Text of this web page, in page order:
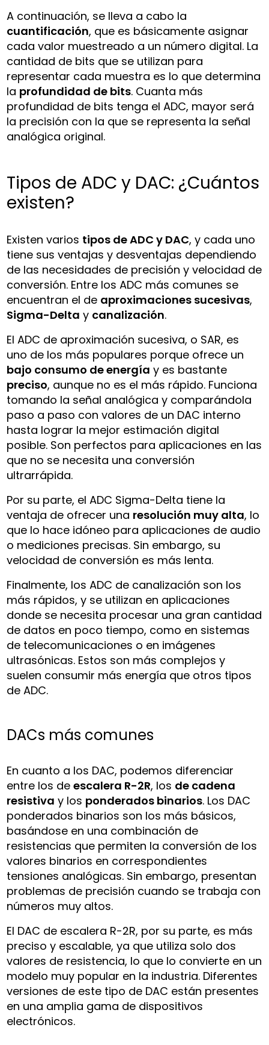
A continuación, se lleva a cabo la
cuantificación, que es básicamente asignar
cada valor muestreado a un número digital. La
cantidad de bits que se utilizan para
representar cada muestra es lo que determina
la profundidad de bits. Cuanta más
profundidad de bits tenga el ADC, mayor será
la precisión con la que se representa la señal
analógica original.
Tipos de ADC y DAC: ¿Cuántos
existen?
Existen varios tipos de ADC y DAC, y cada uno
tiene sus ventajas y desventajas dependiendo
de las necesidades de precisión y velocidad de
conversión. Entre los ADC más comunes se
encuentran el de aproximaciones sucesivas,
Sigma-Delta y canalización.
El ADC de aproximación sucesiva, o SAR, es
uno de los más populares porque ofrece un
bajo consumo de energía y es bastante
preciso, aunque no es el más rápido. Funciona
tomando la señal analógica y comparándola
paso a paso con valores de un DAC interno
hasta lograr la mejor estimación digital
posible. Son perfectos para aplicaciones en las
que no se necesita una conversión
ultrarrápida.
Por su parte, el ADC Sigma-Delta tiene la
ventaja de ofrecer una resolución muy alta, lo
que lo hace idóneo para aplicaciones de audio
o mediciones precisas. Sin embargo, su
velocidad de conversión es más lenta.
Finalmente, los ADC de canalización son los
más rápidos, y se utilizan en aplicaciones
donde se necesita procesar una gran cantidad
de datos en poco tiempo, como en sistemas
de telecomunicaciones o en imágenes
ultrasónicas. Estos son más complejos y
suelen consumir más energía que otros tipos
de ADC.
DACs más comunes
En cuanto a los DAC, podemos diferenciar
entre los deescalera R-2R, los de cadena
resistiva y los ponderados binarios. Los DAC
ponderados binarios son los más básicos,
basándose en una combinación de
resistencias que permiten la conversión de los
valores binarios en correspondientes
tensiones analógicas. Sin embargo, presentan
problemas de precisión cuando se trabaja con
números muy altos.
El DAC de escalera R-2R, por su parte, es más
preciso y escalable, ya que utiliza solo dos
valores de resistencia, lo que lo convierte en un
modelo muy popular en la industria. Diferentes
versiones de este tipo de DAC están presentes
en una amplia gama de dispositivos
electrónicos.